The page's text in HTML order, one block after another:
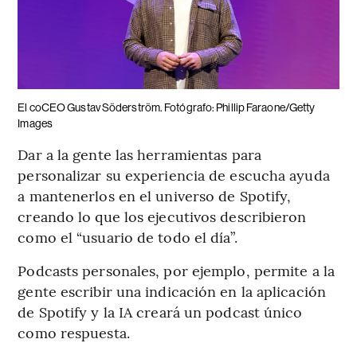
El coCEO Gustav Söderström. Fotógrafo: Phillip Faraone/Getty
Images
Dar a la gente las herramientas para
personalizar su experiencia de escucha ayuda
a mantenerlos en el universo de Spotify,
creando lo que los ejecutivos describieron
como el “usuario de todo el día”.
Podcasts personales, por ejemplo, permite a la
gente escribir una indicación en la aplicación
de Spotify y la IA creará un podcast único
como respuesta.